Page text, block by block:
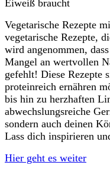
Vegetarische Rezepte
vegetarische Rezepte,
wird angenommen,
Mangel an wertvollen
gefehlt! Diese Rezepte
proteinreich ernähren
bis hin zu herzhaften
abwechslungsreiche
sondern auch deinen
Lass dich inspirieren
Hier geht es weiter